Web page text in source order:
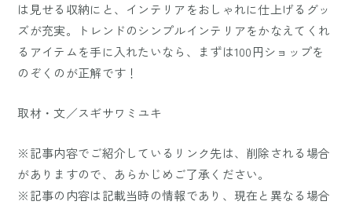
は見せる収納にと、インテリアをおしゃれに仕上げるグッ
ズが充実。トレンドのシンプルインテリアをかなえてくれ
るアイテムを手に入れたいなら、まずは100円ショップを
のぞくのが正解です！
取材・文／スギサワミユキ
※記事内容でご紹介しているリンク先は、削除される場合
がありますので、あらかじめご了承ください。
※記事の内容は記載当時の情報であり、現在と異なる場合